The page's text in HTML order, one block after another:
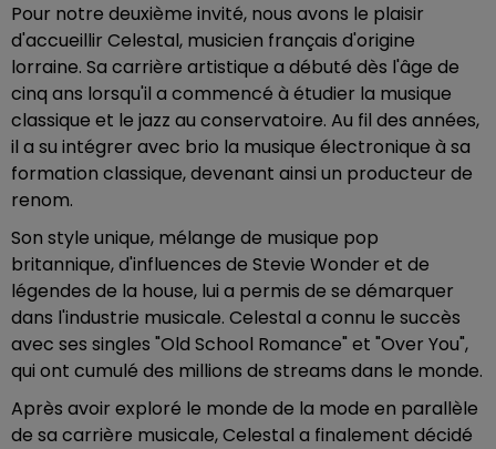
Pour notre deuxième invité, nous avons le plaisir
d'accueillir Celestal, musicien français d'origine
lorraine. Sa carrière artistique a débuté dès l'âge de
cinq ans lorsqu'il a commencé à étudier la musique
classique et le jazz au conservatoire. Au fil des années,
il a su intégrer avec brio la musique électronique à sa
formation classique, devenant ainsi un producteur de
renom.
Son style unique, mélange de musique pop
britannique, d'influences de Stevie Wonder et de
légendes de la house, lui a permis de se démarquer
dans l'industrie musicale. Celestal a connu le succès
avec ses singles "Old School Romance" et "Over You",
qui ont cumulé des millions de streams dans le monde.
Après avoir exploré le monde de la mode en parallèle
de sa carrière musicale, Celestal a finalement décidé